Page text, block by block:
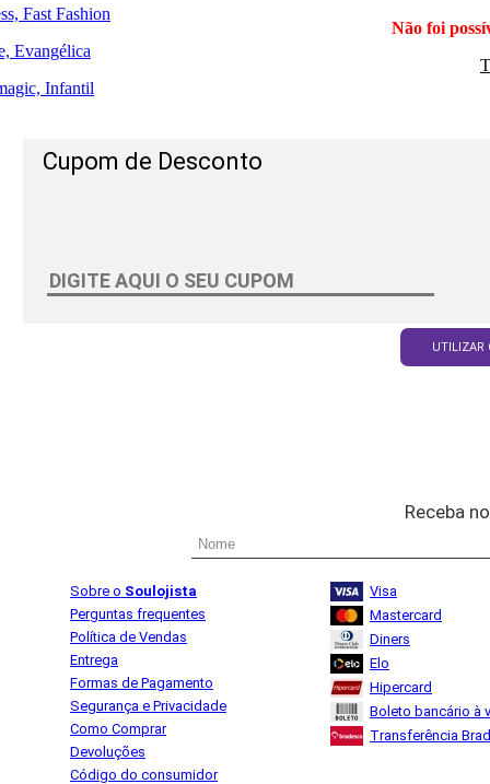
Fast Fashion
Evangélica
Infantil
Não foi
Cupom de Desconto
UTILIZAR
Receba
Sobre o Soulojista
Perguntas frequentes
Política de Vendas
Entrega
Formas de Pagamento
Segurança e Privacidade
Como Comprar
Devoluções
Código do consumidor
Visa
Mastercard
Diners
Elo
Hipercard
Boleto bancário à
Transferência